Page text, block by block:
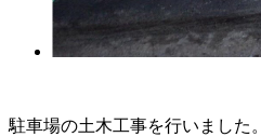
駐車場の土木工事を行いました。